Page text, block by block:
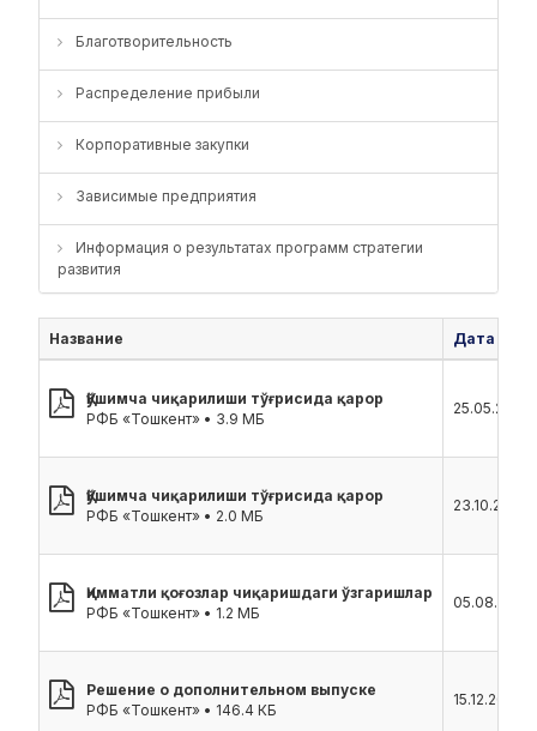
Благотворительность
Распределение прибыли
Корпоративные закупки
Зависимые предприятия
Информация о результатах программ стратегии
развития
Название Дата
Қўшимча чиқарилиши тўғрисида қарор
РФБ «Тошкент» • 3.9 МБ
25.05.2026
Қўшимча чиқарилиши тўғрисида қарор
РФБ «Тошкент» • 2.0 МБ
23.10.2024
Қимматли қоғозлар чиқаришдаги ўзгаришлар
РФБ «Тошкент» • 1.2 МБ
05.08.2024
Решение о дополнительном выпуске
РФБ «Тошкент» • 146.4 КБ
15.12.2023